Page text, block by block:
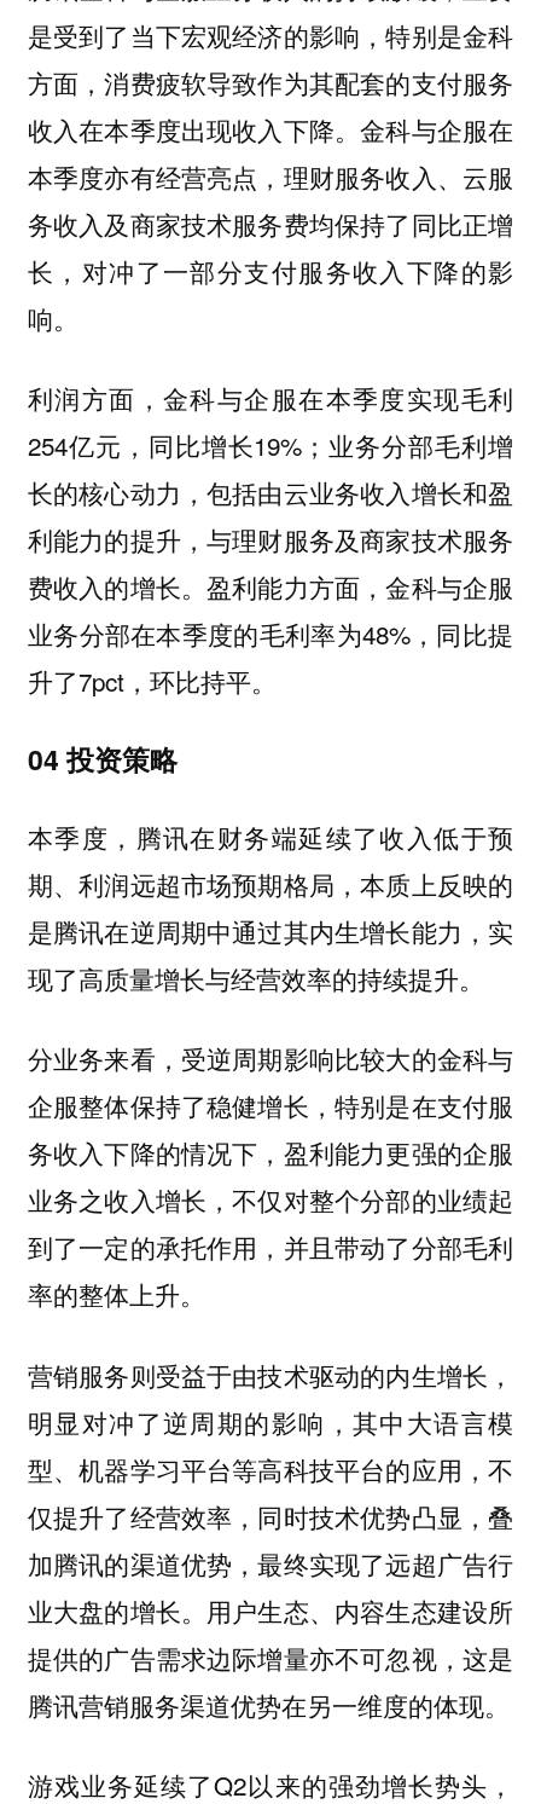
是受到了当下宏观经济的影响，特别是金科
方面，消费疲软导致作为其配套的支付服务
收入在本季度出现收入下降。金科与企服在
本季度亦有经营亮点，理财服务收入、云服
务收入及商家技术服务费均保持了同比正增
长，对冲了一部分支付服务收入下降的影
响。
利润方面，金科与企服在本季度实现毛利
254亿元，同比增长19%；业务分部毛利增
长的核心动力，包括由云业务收入增长和盈
利能力的提升，与理财服务及商家技术服务
费收入的增长。盈利能力方面，金科与企服
业务分部在本季度的毛利率为48%，同比提
升了7pct，环比持平。
04 投资策略
本季度，腾讯在财务端延续了收入低于预
期、利润远超市场预期格局，本质上反映的
是腾讯在逆周期中通过其内生增长能力，实
现了高质量增长与经营效率的持续提升。
分业务来看，受逆周期影响比较大的金科与
企服整体保持了稳健增长，特别是在支付服
务收入下降的情况下，盈利能力更强的企服
业务之收入增长，不仅对整个分部的业绩起
到了一定的承托作用，并且带动了分部毛利
率的整体上升。
营销服务则受益于由技术驱动的内生增长，
明显对冲了逆周期的影响，其中大语言模
型、机器学习平台等高科技平台的应用，不
仅提升了经营效率，同时技术优势凸显，叠
加腾讯的渠道优势，最终实现了远超广告行
业大盘的增长。用户生态、内容生态建设所
提供的广告需求边际增量亦不可忽视，这是
腾讯营销服务渠道优势在另一维度的体现。
游戏业务延续了Q2以来的强劲增长势头，